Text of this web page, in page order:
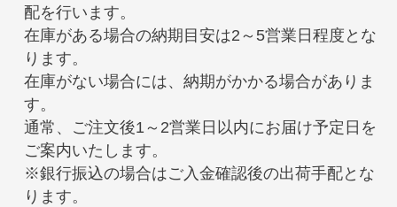
配を行います。
在庫がある場合の納期目安は2～5営業日程度とな
ります。
在庫がない場合には、納期がかかる場合がありま
す。
通常、ご注文後1～2営業日以内にお届け予定日を
ご案内いたします。
※銀行振込の場合はご入金確認後の出荷手配とな
ります。